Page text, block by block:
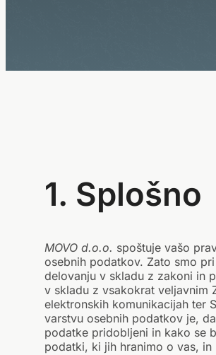
1. Splošno
MOVO d.o.o. spoštuje vašo
osebnih podatkov. Zato smo
delovanju v skladu z zakoni in
v skladu z vsakokrat veljavnim
elektronskih komunikacijah ter
varstvu osebnih podatkov je,
podatke pridobljeni in kako se
podatki, ki jih hranimo o vas,